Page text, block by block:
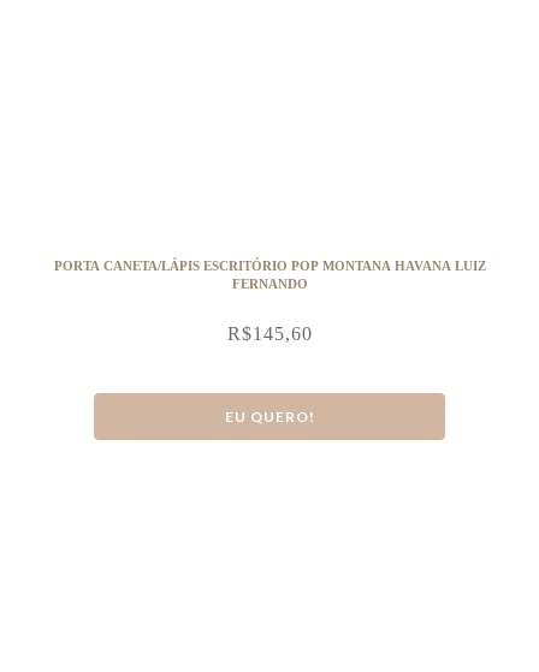
PORTA CANETA/LÁPIS ESCRITÓRIO POP MONTANA HAVANA LUIZ
FERNANDO
R$145,60
EU QUERO!